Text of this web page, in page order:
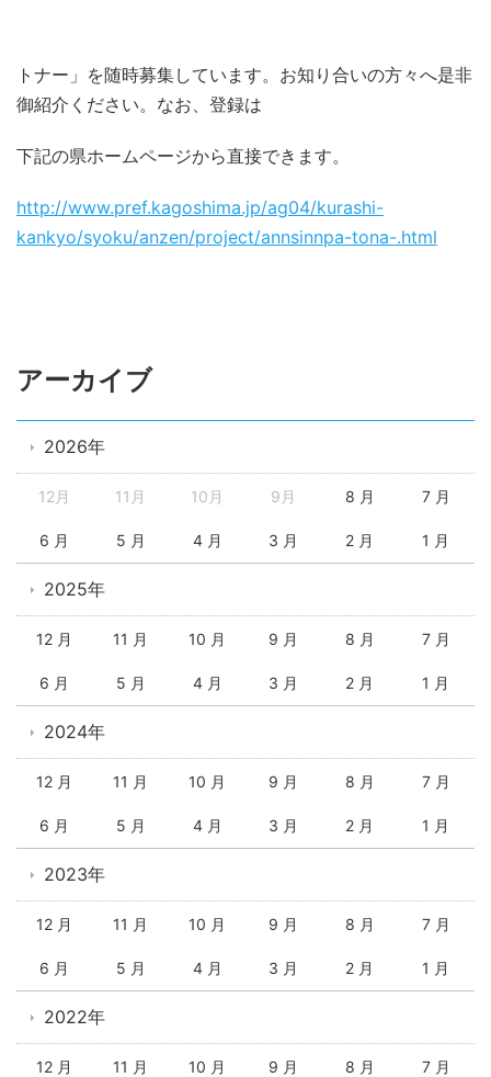
トナー」を随時募集しています。お知り合いの方々へ是非
御紹介ください。なお、登録は
下記の県ホームページから直接できます。
http://www.pref.kagoshima.jp/ag04/kurashi-
kankyo/syoku/anzen/project/annsinnpa-tona-.html
アーカイブ
2026年
12月 11月 10月 9月 8 月 7 月
6 月 5 月 4 月 3 月 2 月 1 月
2025年
12 月 11 月 10 月 9 月 8 月 7 月
6 月 5 月 4 月 3 月 2 月 1 月
2024年
12 月 11 月 10 月 9 月 8 月 7 月
6 月 5 月 4 月 3 月 2 月 1 月
2023年
12 月 11 月 10 月 9 月 8 月 7 月
6 月 5 月 4 月 3 月 2 月 1 月
2022年
12 月 11 月 10 月 9 月 8 月 7 月